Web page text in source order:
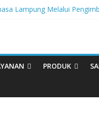
Lampung Melalui
Musikalisasi Puisi Kembali
PRODUK